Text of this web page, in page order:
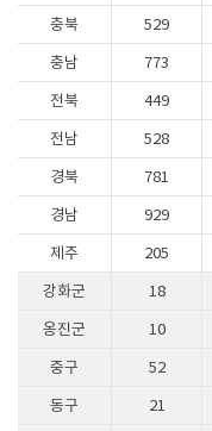
충북 529
충남 773
전북 449
전남 528
경북 781
경남 929
제주 205
강화군 18
옹진군 10
중구 52
동구 21